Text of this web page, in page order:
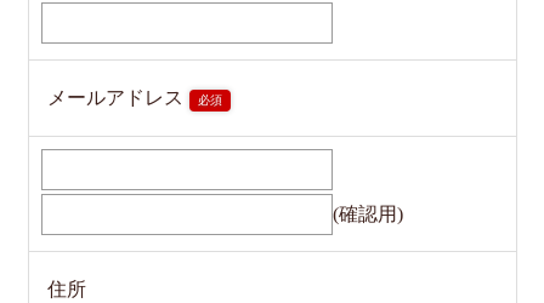
メールアドレス 必須
(確認用)
住所